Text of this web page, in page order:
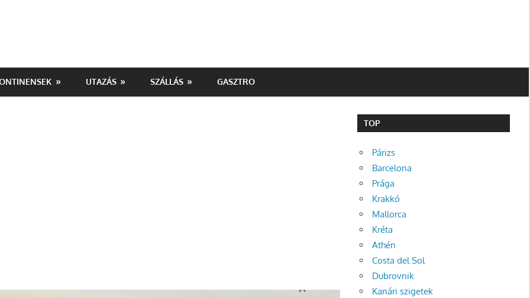
UTAZÁS SZÁLLÁS GASZTRO
TOP
Párizs
Barcelona
Prága
Krakkó
Mallorca
Kréta
Athén
Costa del Sol
Dubrovnik
Kanári szigetek